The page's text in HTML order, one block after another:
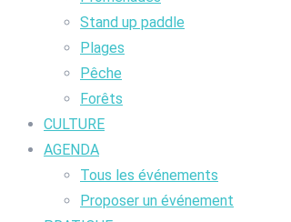
Stand up paddle
Plages
Pêche
Forêts
CULTURE
AGENDA
Tous les événements
Proposer un événement